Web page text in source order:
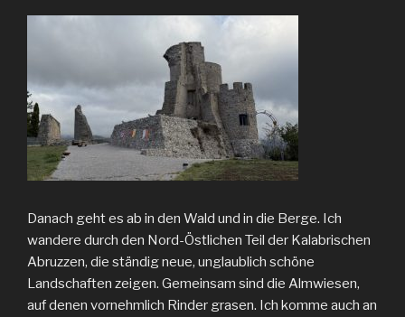
Danach geht es ab in den Wald und in die Berge. Ich
wandere durch den Nord-Östlichen Teil der Kalabrischen
Abruzzen, die ständig neue, unglaublich schöne
Landschaften zeigen. Gemeinsam sind die Almwiesen,
auf denen vornehmlich Rinder grasen. Ich komme auch an